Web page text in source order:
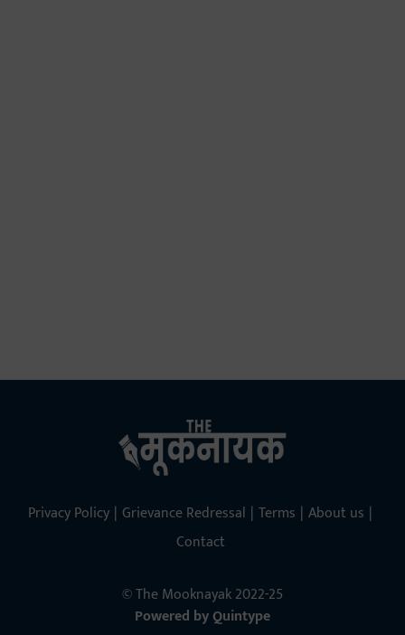
Privacy Policy Grievance Redressal Terms About us
Contact
© The Mooknayak 2022-25
Powered byQuintype